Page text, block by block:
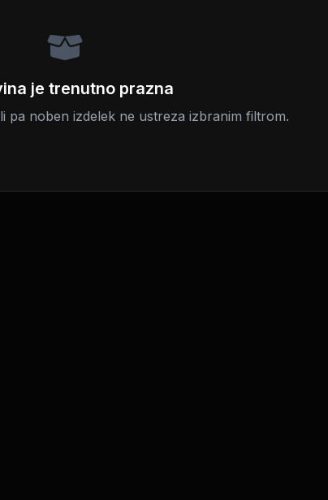
je trenutno prazna
pa noben izdelek ne ustreza izbranim filtrom.